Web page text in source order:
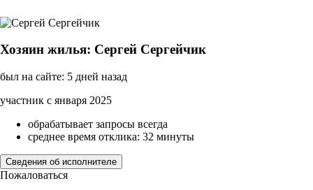
Хозяин жилья: Сергей Сергейчик
был на сайте: 5 дней назад
участник с января 2025
обрабатывает запросы всегда
среднее время отклика: 32 минуты
Сведения об исполнителе
Пожаловаться